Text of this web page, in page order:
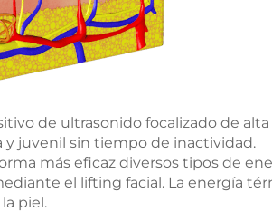
de ultrasonido focalizado de
y juvenil sin tiempo de inactividad.
más eficaz diversos tipos de
el lifting facial. La energía
piel.